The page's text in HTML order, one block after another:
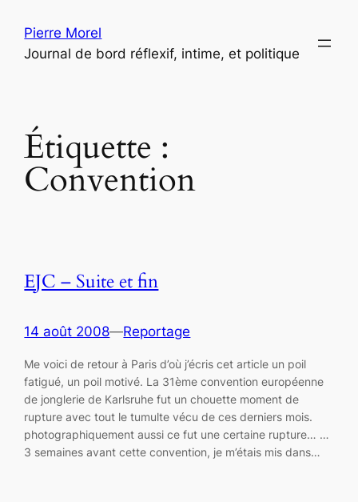
contenu
Pierre Morel
Journal de bord réflexif, intime, et politique
Étiquette :
Convention
EJC – Suite et fin
14 août 2008—Reportage
Me voici de retour à Paris d’où j’écris cet article un poil
fatigué, un poil motivé. La 31ème convention européenne
de jonglerie de Karlsruhe fut un chouette moment de
rupture avec tout le tumulte vécu de ces derniers mois.
photographiquement aussi ce fut une certaine rupture… …
3 semaines avant cette convention, je m’étais mis dans…